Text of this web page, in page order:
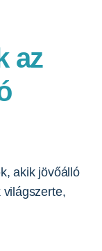
az
akik jövőálló